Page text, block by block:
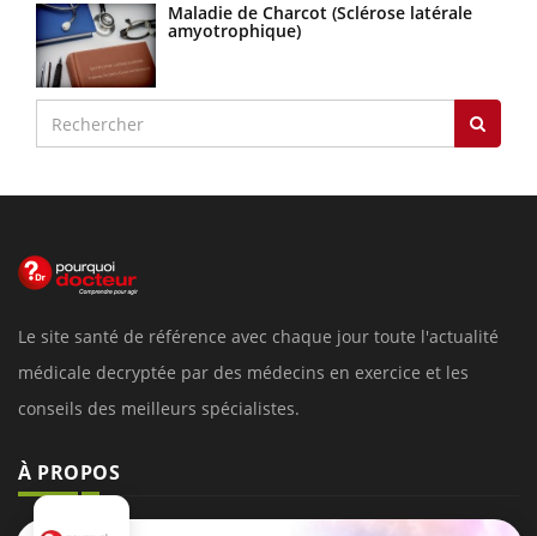
Maladie de Charcot (Sclérose latérale
amyotrophique)
Le site santé de référence avec chaque jour toute l'actualité
médicale decryptée par des médecins en exercice et les
conseils des meilleurs spécialistes.
À PROPOS